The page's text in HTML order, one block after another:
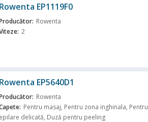
Rowenta EP1119F0
Rowenta
2
Rowenta EP5640D1
Rowenta
Pentru masaj, Pentru zona inghinala, Pentru
epilare delicată, Duză pentru peeling